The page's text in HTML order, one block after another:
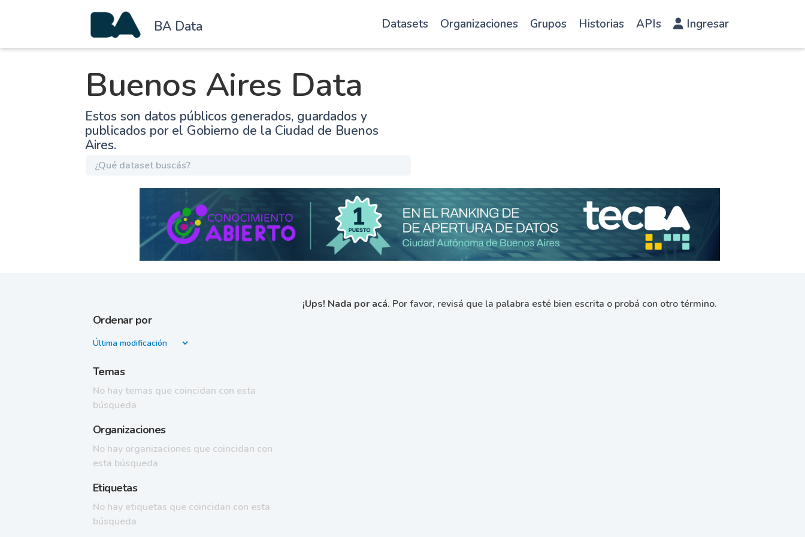
BA Data Datasets Organizaciones Grupos Historias APIs Ingresar
Buenos Aires Data
Estos son datos públicos generados, guardados y
publicados por el Gobierno de la Ciudad de Buenos
Aires.
Ordenar por
Temas
No hay temas que coincidan con esta
búsqueda
Organizaciones
No hay organizaciones que coincidan con
esta búsqueda
Etiquetas
No hay etiquetas que coincidan con esta
búsqueda
¡Ups! Nada por acá. Por favor, revisá que la palabra esté bien escrita o probá con otro término.